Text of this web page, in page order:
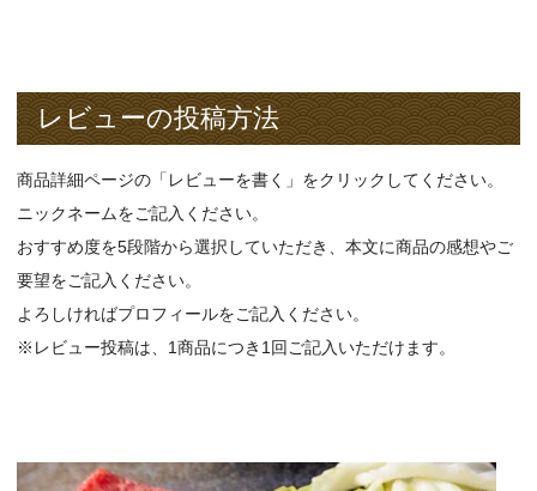
レビューの投稿方法
商品詳細ページの「レビューを書く」をクリックしてください。
ニックネームをご記入ください。
おすすめ度を5段階から選択していただき、本文に商品の感想やご
要望をご記入ください。
よろしければプロフィールをご記入ください。
※レビュー投稿は、1商品につき1回ご記入いただけます。